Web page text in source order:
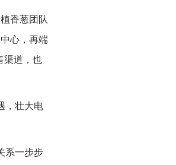
香葱团队
心，再端
渠道，也
，壮大电
系一步步